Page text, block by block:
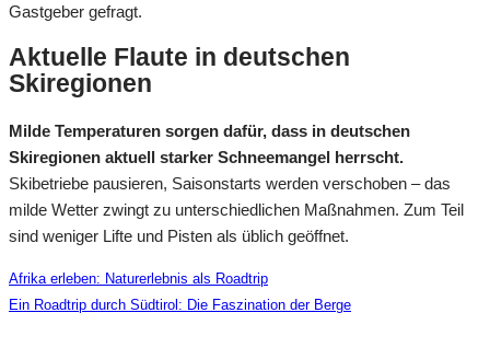
Gastgeber gefragt.
Aktuelle Flaute in deutschen
Skiregionen
Milde Temperaturen sorgen dafür, dass in deutschen
Skiregionen aktuell starker Schneemangel herrscht.
Skibetriebe pausieren, Saisonstarts werden verschoben – das
milde Wetter zwingt zu unterschiedlichen Maßnahmen. Zum Teil
sind weniger Lifte und Pisten als üblich geöffnet.
Afrika erleben: Naturerlebnis als Roadtrip
Ein Roadtrip durch Südtirol: Die Faszination der Berge